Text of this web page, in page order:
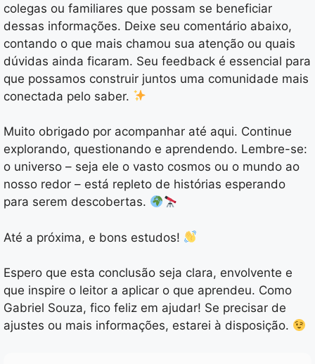
colegas ou familiares que possam se beneficiar
dessas informações. Deixe seu comentário abaixo,
contando o que mais chamou sua atenção ou quais
dúvidas ainda ficaram. Seu feedback é essencial para
que possamos construir juntos uma comunidade mais
conectada pelo saber.
Muito obrigado por acompanhar até aqui. Continue
explorando, questionando e aprendendo. Lembre-se:
o universo – seja ele o vasto cosmos ou o mundo ao
nosso redor – está repleto de histórias esperando
para serem descobertas.
Até a próxima, e bons estudos!
Espero que esta conclusão seja clara, envolvente e
que inspire o leitor a aplicar o que aprendeu. Como
Gabriel Souza, fico feliz em ajudar! Se precisar de
ajustes ou mais informações, estarei à disposição.